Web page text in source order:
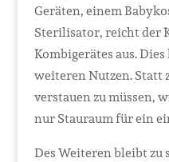
Geräten, einem
Sterilisator, reicht der
Kombigerätes aus.
weiteren Nutzen. Statt
verstauen zu müssen,
nur Stauraum für ein
Des Weiteren bleibt zu